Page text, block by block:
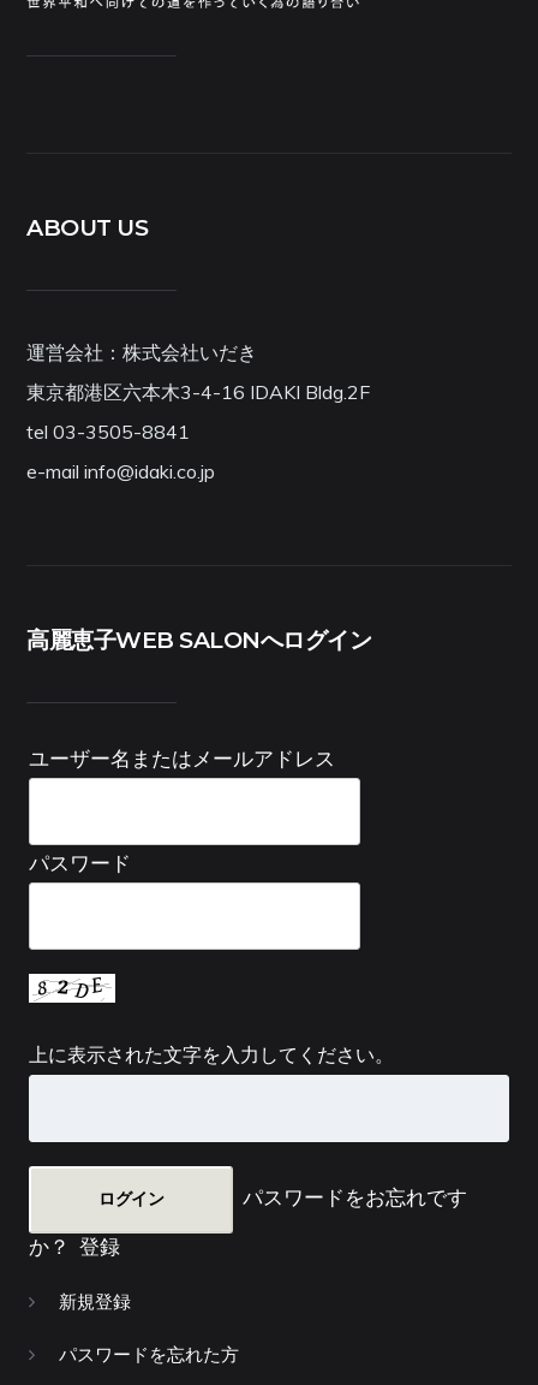
ABOUT US
運営会社：株式会社いだき
東京都港区六本木3-4-16 IDAKI Bldg.2F
tel 03-3505-8841
e-mail info@idaki.co.jp
高麗恵子WEB SALONへログイン
ユーザー名またはメールアドレス
パスワード
上に表示された文字を入力してください。
パスワードをお忘れです
か？ 登録
新規登録
パスワードを忘れた方